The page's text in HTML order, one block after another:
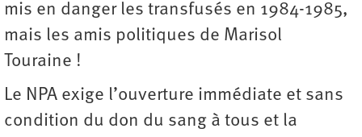
mis en danger les transfusés en 1984-1985,
mais les amis politiques de Marisol
Touraine !
Le NPA exige l’ouverture immédiate et sans
condition du don du sang à tous et la